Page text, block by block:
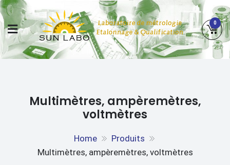
Skip
to
content
SUN LABO
LABORATOIRE DE MÉTROLOGIE, ETALONNAGE &
0
Multimètres, ampèremètres,
voltmètres
Home
Produits
Multimètres, ampèremètres, voltmètres